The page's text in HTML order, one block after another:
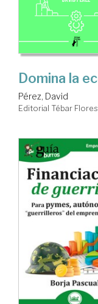
Domina la
Pérez, David
Editorial Tébar